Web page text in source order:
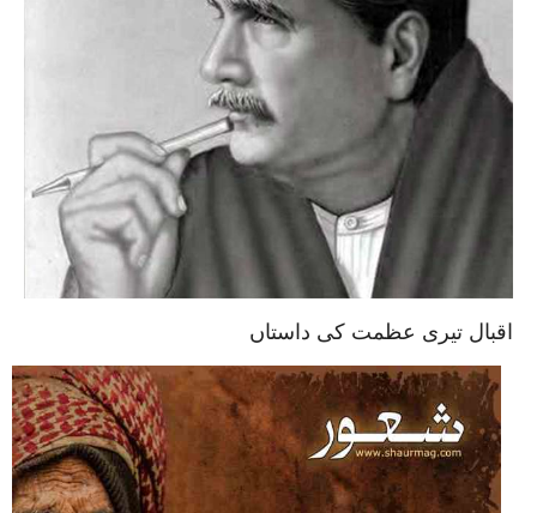
اقبال تیری عظمت کی داستاں